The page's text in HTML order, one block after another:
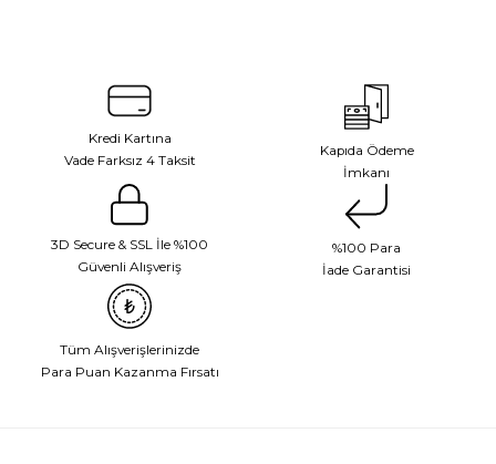
Kredi Kartına
Vade Farksız 4 Taksit
Kapıda Ödeme
İmkanı
3D Secure & SSL İle %100
Güvenli Alışveriş
%100 Para
İade Garantisi
Tüm Alışverişlerinizde
Para Puan Kazanma Fırsatı